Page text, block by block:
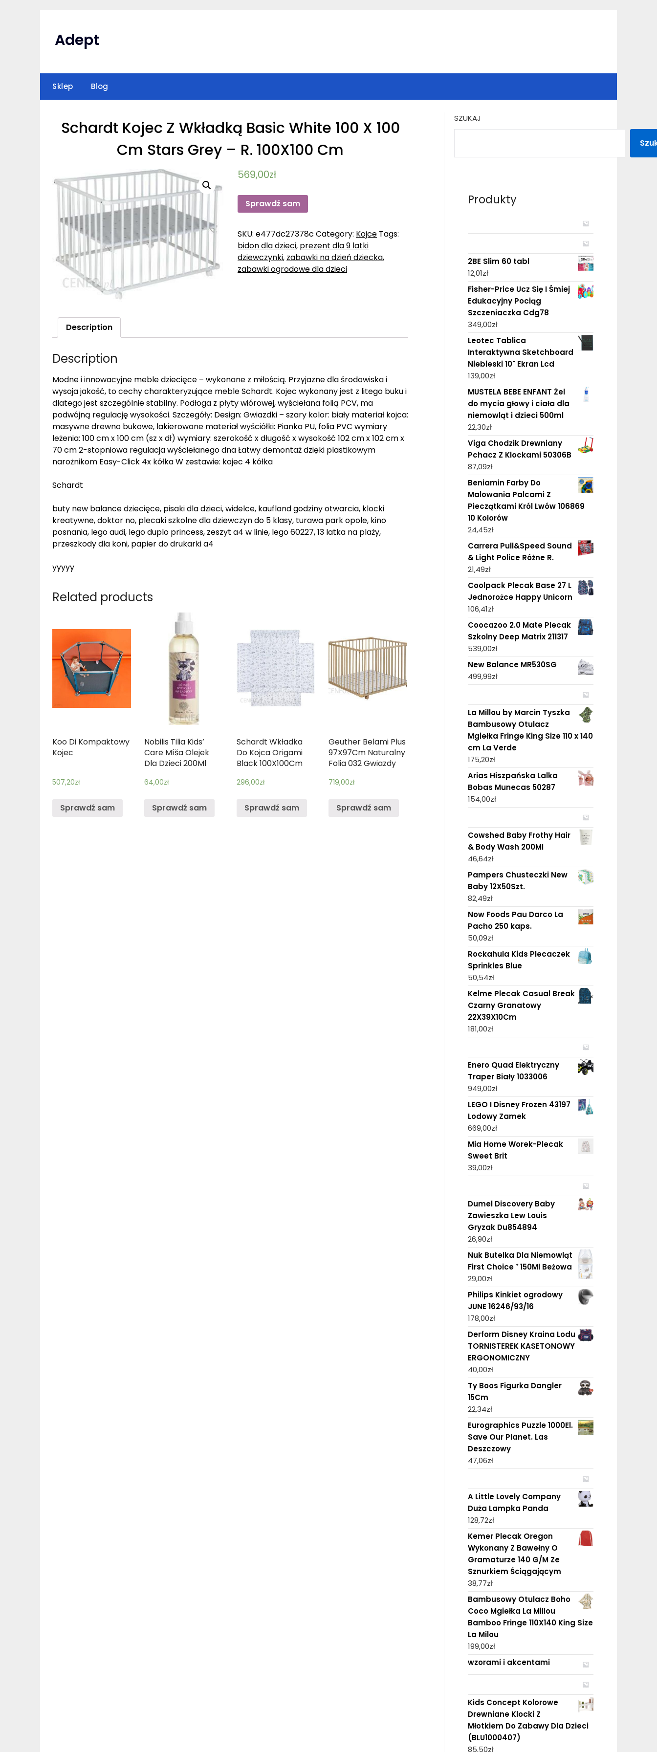
Adept
Sklep Blog
Schardt Kojec Z Wkładką Basic White 100 X 100
Cm Stars Grey – R. 100X100 Cm
569,00zł
Sprawdź sam
SKU: e477dc27378c Category: Kojce Tags:
bidon dla dzieci, prezent dla 9 latki
dziewczynki, zabawki na dzień dziecka,
zabawki ogrodowe dla dzieci
Description
Description
Modne i innowacyjne meble dziecięce – wykonane z miłością. Przyjazne dla środowiska i
wysoja jakość, to cechy charakteryzujące meble Schardt. Kojec wykonany jest z litego buku i
dlatego jest szczególnie stabilny. Podłoga z płyty wiórowej, wyściełana folią PCV, ma
podwójną regulację wysokości. Szczegóły: Design: Gwiazdki – szary kolor: biały materiał kojca:
masywne drewno bukowe, lakierowane materiał wyściółki: Pianka PU, folia PVC wymiary
leżenia: 100 cm x 100 cm (sz x dł) wymiary: szerokość x długość x wysokość 102 cm x 102 cm x
70 cm 2-stopniowa regulacja wyściełanego dna Łatwy demontaż dzięki plastikowym
narożnikom Easy-Click 4x kółka W zestawie: kojec 4 kółka
Schardt
buty new balance dziecięce, pisaki dla dzieci, widelce, kaufland godziny otwarcia, klocki
kreatywne, doktor no, plecaki szkolne dla dziewczyn do 5 klasy, turawa park opole, kino
posnania, lego audi, lego duplo princess, zeszyt a4 w linie, lego 60227, 13 latka na plaży,
przeszkody dla koni, papier do drukarki a4
yyyyy
Related products
Koo Di Kompaktowy
Kojec
507,20zł
Sprawdź sam
Nobilis Tilia Kids’
Care Míša Olejek
Dla Dzieci 200Ml
64,00zł
Sprawdź sam
Schardt Wkładka
Do Kojca Origami
Black 100X100Cm
296,00zł
Sprawdź sam
Geuther Belami Plus
97X97Cm Naturalny
Folia 032 Gwiazdy
719,00zł
Sprawdź sam
SZUKAJ
Produkty
2BE Slim 60 tabl
12,01zł
Fisher-Price Ucz Się I Śmiej
Edukacyjny Pociąg
Szczeniaczka Cdg78
349,00zł
Leotec Tablica
Interaktywna Sketchboard
Niebieski 10" Ekran Lcd
139,00zł
MUSTELA BEBE ENFANT Żel
do mycia głowy i ciała dla
niemowląt i dzieci 500ml
22,30zł
Viga Chodzik Drewniany
Pchacz Z Klockami 50306B
87,09zł
Beniamin Farby Do
Malowania Palcami Z
Pieczątkami Król Lwów 106869
10 Kolorów
24,45zł
Carrera Pull&Speed Sound
& Light Police Różne R.
21,49zł
Coolpack Plecak Base 27 L
Jednorożce Happy Unicorn
106,41zł
Coocazoo 2.0 Mate Plecak
Szkolny Deep Matrix 211317
539,00zł
New Balance MR530SG
499,99zł
La Millou by Marcin Tyszka
Bambusowy Otulacz
Mgiełka Fringe King Size 110 x 140
cm La Verde
175,20zł
Arias Hiszpańska Lalka
Bobas Munecas 50287
154,00zł
Cowshed Baby Frothy Hair
& Body Wash 200Ml
46,64zł
Pampers Chusteczki New
Baby 12X50Szt.
82,49zł
Now Foods Pau Darco La
Pacho 250 kaps.
50,09zł
Rockahula Kids Plecaczek
Sprinkles Blue
50,54zł
Kelme Plecak Casual Break
Czarny Granatowy
22X39X10Cm
181,00zł
Enero Quad Elektryczny
Traper Biały 1033006
949,00zł
LEGO I Disney Frozen 43197
Lodowy Zamek
669,00zł
Mia Home Worek-Plecak
Sweet Brit
39,00zł
Dumel Discovery Baby
Zawieszka Lew Louis
Gryzak Du854894
26,90zł
Nuk Butelka Dla Niemowląt
First Choice ⁺ 150Ml Beżowa
29,00zł
Philips Kinkiet ogrodowy
JUNE 16246/93/16
178,00zł
Derform Disney Kraina Lodu
TORNISTEREK KASETONOWY
ERGONOMICZNY
40,00zł
Ty Boos Figurka Dangler
15Cm
22,34zł
Eurographics Puzzle 1000El.
Save Our Planet. Las
Deszczowy
47,06zł
A Little Lovely Company
Duża Lampka Panda
128,72zł
Kemer Plecak Oregon
Wykonany Z Bawełny O
Gramaturze 140 G/M Ze
Sznurkiem Ściągającym
38,77zł
Bambusowy Otulacz Boho
Coco Mgiełka La Millou
Bamboo Fringe 110X140 King Size
La Milou
199,00zł
wzorami i akcentami
Kids Concept Kolorowe
Drewniane Klocki Z
Młotkiem Do Zabawy Dla Dzieci
(BLU1000407)
85,50zł